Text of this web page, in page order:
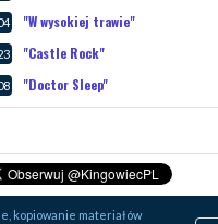
"W wysokiej trawie"
"Castle Rock"
"Doctor Sleep"
kopiowanie materiałów